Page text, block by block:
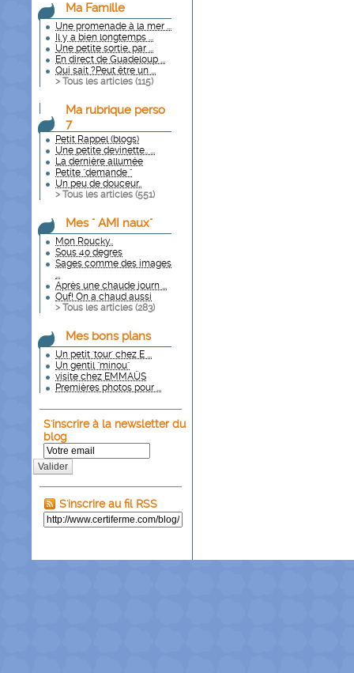
Ma Famille
Une promenade à la mer ...
Il y a bien longtemps ...
Une petite sortie, par ...
En direct de Guadeloup ...
Qui sait ?Peut être un ...
> Tous les articles (115)
Ma rubrique perso
7
Petit Rappel (blogs)
Une petite devinette.. ...
La dernière allumée
Petite "demande "
Un peu de douceur..
> Tous les articles (551)
Mes " AMI naux"
Mon Roucky..
Sous 40 degres
Sages comme des images
...
Après une chaude journ ...
Ouf! On a chaud aussi
> Tous les articles (283)
Mes bons plans
Un petit 'tour' chez E ...
Un gentil "minou"
visite chez EMMAÜS
Premières photos pour ...
S'inscrire à la newsletter du
blog
Valider
S'inscrire au fil RSS